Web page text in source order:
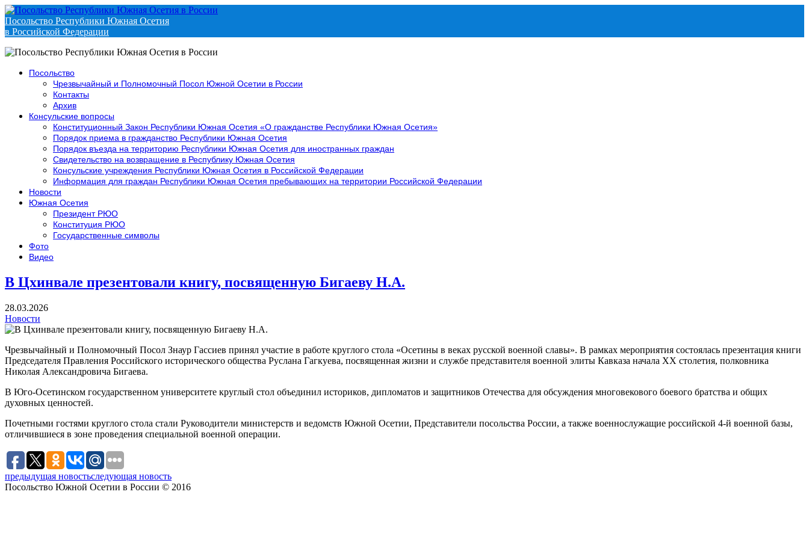
Посольство Республики Южная Осетия
в Российской Федерации
Посольство
Чрезвычайный и Полномочный Посол Южной Осетии в России
Контакты
Архив
Консульские вопросы
Конституционный Закон Республики Южная Осетия «О гражданстве Республики Южная Осетия»
Порядок приема в гражданство Республики Южная Осетия
Порядок въезда на территорию Республики Южная Осетия для иностранных граждан
Свидетельство на возвращение в Республику Южная Осетия
Консульские учреждения Республики Южная Осетия в Российской Федерации
Информация для граждан Республики Южная Осетия пребывающих на территории Российской Федерации
Новости
Южная Осетия
Президент РЮО
Конституция РЮО
Государственные символы
Фото
Видео
В Цхинвале презентовали книгу, посвященную Бигаеву Н.А.
28.03.2026
Новости
Чрезвычайный и Полномочный Посол Знаур Гассиев принял участие в работе круглого стола «Осетины в веках русской военной славы». В рамках мероприятия состоялась презентация книги
Председателя Правления Российского исторического общества Руслана Гагкуева, посвященная жизни и службе представителя военной элиты Кавказа начала XX столетия, полковника
Николая Александровича Бигаева.
В Юго-Осетинском государственном университете круглый стол объединил историков, дипломатов и защитников Отечества для обсуждения многовекового боевого братства и общих
духовных ценностей.
Почетными гостями круглого стола стали Руководители министерств и ведомств Южной Осетии, Представители посольства России, а также военнослужащие российской 4-й военной базы,
отличившиеся в зоне проведения специальной военной операции.
предыдущая новостьследующая новость
Посольство Южной Осетии в России © 2016